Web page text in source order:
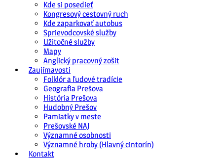
Kde si posedieť
Kongresový cestovný ruch
Kde zaparkovať autobus
Sprievodcovské služby
Užitočné služby
Mapy
Anglický pracovný zošit
Zaujímavosti
Folklór a ľudové tradície
Geografia Prešova
História Prešova
Hudobný Prešov
Pamiatky v meste
Prešovské NAJ
Významné osobnosti
Významné hroby (Hlavný cintorín)
Kontakt